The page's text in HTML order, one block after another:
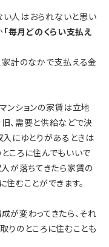
人はおられないと思い
「毎月どのくらい支払え
家計のなかで支払える金
ンションの家賃は立地
、需要と供給などで決
入にゆとりがあるときは
ころに住んでもいいで
入が落ちてきたら家賃の
住むことができます。
が変わってきたら、それ
りのところに住むことも